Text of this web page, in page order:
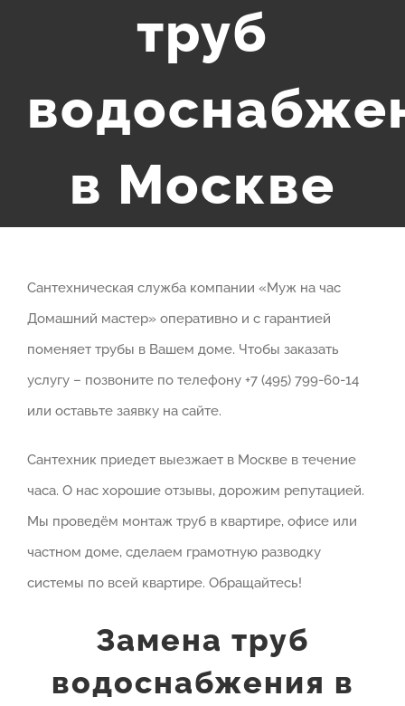
труб
в Москве
Сантехническая служба компании «Муж на час
Домашний мастер» оперативно и с гарантией
поменяет трубы в Вашем доме. Чтобы заказать
услугу – позвоните по телефону +7 (495) 799-60-14
или оставьте заявку на сайте.
Сантехник приедет выезжает в Москве в течение
часа. О нас хорошие отзывы, дорожим репутацией.
Мы проведём монтаж труб в квартире, офисе или
частном доме, сделаем грамотную разводку
системы по всей квартире. Обращайтесь!
Замена труб
водоснабжения в